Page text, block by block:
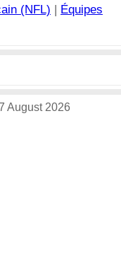
(NFL) | Équipes
August 2026